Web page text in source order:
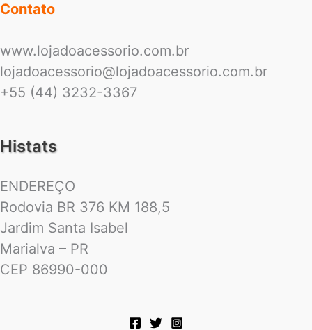
Contato
www.lojadoacessorio.com.br
lojadoacessorio@lojadoacessorio.com.br
+55 (44) 3232-3367
Histats
ENDEREÇO
Rodovia BR 376 KM 188,5
Jardim Santa Isabel
Marialva – PR
CEP 86990-000